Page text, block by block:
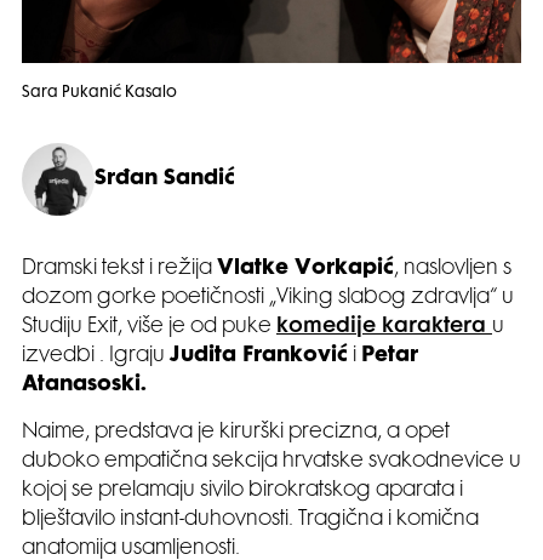
Sara Pukanić Kasalo
Srđan Sandić
Dramski tekst i režija Vlatke Vorkapić, naslovljen s
dozom gorke poetičnosti „Viking slabog zdravlja“ u
Studiju Exit, više je od puke komedije karaktera u
izvedbi . IgrajuJudita Franković
Petar
Atanasoski.
Naime, predstava je kirurški precizna, a opet
duboko empatična sekcija hrvatske svakodnevice u
kojoj se prelamaju sivilo birokratskog aparata i
blještavilo instant-duhovnosti. Tragična i komična
anatomija usamljenosti.